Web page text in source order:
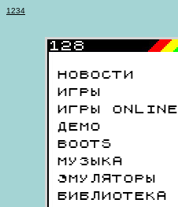
1234
НОВОСТИ
ИГРЫ
ИГРЫ ONLINE
ДЕМО
BOOTS
МУЗЫКА
ЭМУЛЯТОРЫ
БИБЛИОТЕКА